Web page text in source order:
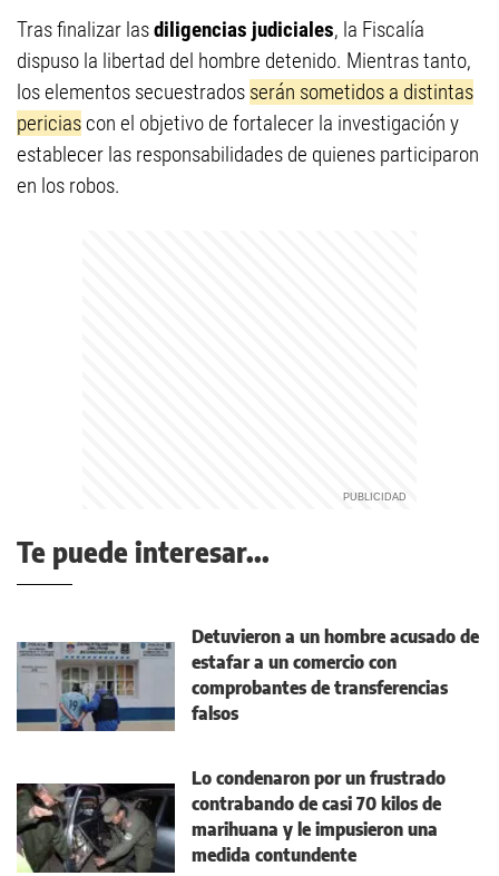
Tras finalizar lasdiligencias judiciales, la Fiscalía
dispuso la libertad del hombre detenido. Mientras tanto,
los elementos secuestrados serán sometidos a distintas
pericias con el objetivo de fortalecer la investigación y
establecer las responsabilidades de quienes participaron
en los robos.
Te puede interesar...
Detuvieron a un hombre acusado de
estafar a un comercio con
comprobantes de transferencias
falsos
Lo condenaron por un frustrado
contrabando de casi 70 kilos de
marihuana y le impusieron una
medida contundente